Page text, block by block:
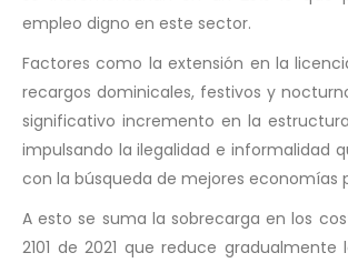
empleo digno en este sector.
Factores como la extensión en la
recargos dominicales, festivos y
significativo incremento en la
impulsando la ilegalidad e informalidad
con la búsqueda de mejores economías
A esto se suma la sobrecarga en los
2101 de 2021 que reduce